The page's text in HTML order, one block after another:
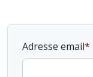
Adresse email